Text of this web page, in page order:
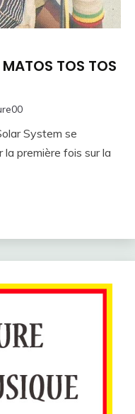
TOS TOS
System se
première fois sur la